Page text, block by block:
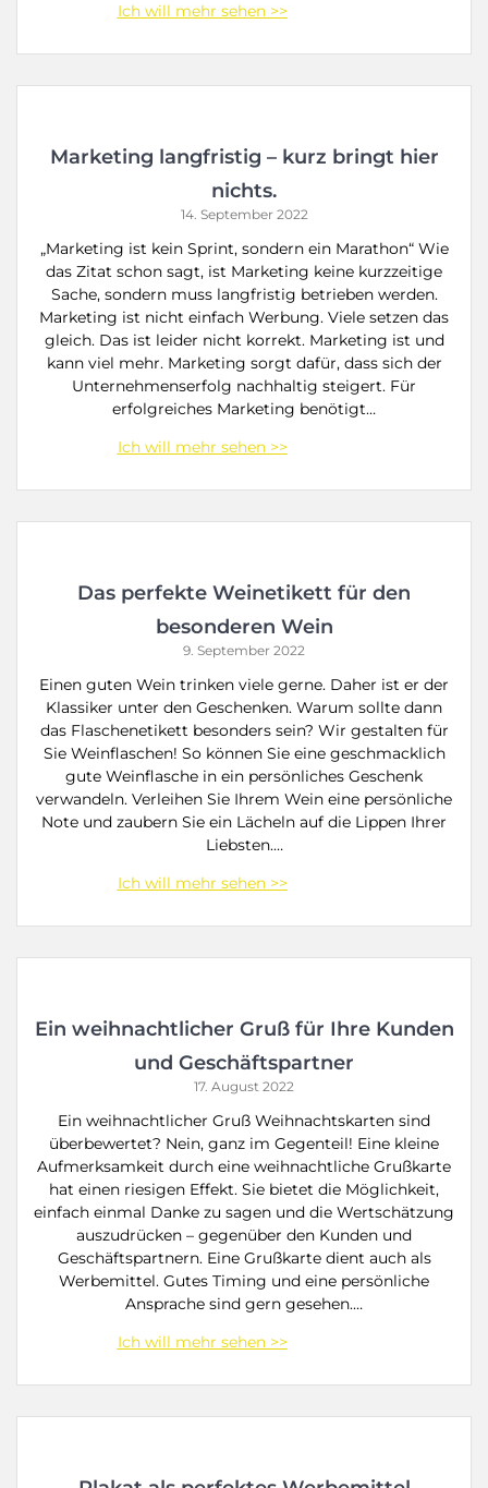
Marketing langfristig – kurz bringt hier
nichts.
14. September 2022
„Marketing ist kein Sprint, sondern ein Marathon“ Wie
das Zitat schon sagt, ist Marketing keine kurzzeitige
Sache, sondern muss langfristig betrieben werden.
Marketing ist nicht einfach Werbung. Viele setzen das
gleich. Das ist leider nicht korrekt. Marketing ist und
kann viel mehr. Marketing sorgt dafür, dass sich der
Unternehmenserfolg nachhaltig steigert. Für
erfolgreiches Marketing benötigt…
Das perfekte Weinetikett für den
besonderen Wein
9. September 2022
Einen guten Wein trinken viele gerne. Daher ist er der
Klassiker unter den Geschenken. Warum sollte dann
das Flaschenetikett besonders sein? Wir gestalten für
Sie Weinflaschen! So können Sie eine geschmacklich
gute Weinflasche in ein persönliches Geschenk
verwandeln. Verleihen Sie Ihrem Wein eine persönliche
Note und zaubern Sie ein Lächeln auf die Lippen Ihrer
Liebsten.…
Ein weihnachtlicher Gruß für Ihre Kunden
und Geschäftspartner
17. August 2022
Ein weihnachtlicher Gruß Weihnachtskarten sind
überbewertet? Nein, ganz im Gegenteil! Eine kleine
Aufmerksamkeit durch eine weihnachtliche Grußkarte
hat einen riesigen Effekt. Sie bietet die Möglichkeit,
einfach einmal Danke zu sagen und die Wertschätzung
auszudrücken – gegenüber den Kunden und
Geschäftspartnern. Eine Grußkarte dient auch als
Werbemittel. Gutes Timing und eine persönliche
Ansprache sind gern gesehen.…